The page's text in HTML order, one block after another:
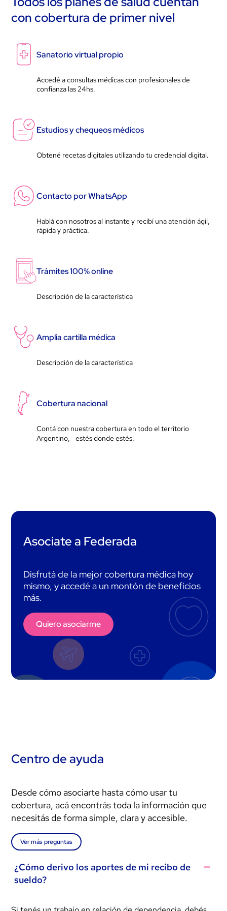
con cobertura de primer nivel
Sanatorio virtual propio
Accedé a consultas médicas con profesionales de
confianza las 24hs.
Estudios y chequeos médicos
Obtené recetas digitales utilizando tu credencial digital.
Contacto por WhatsApp
Hablá con nosotros al instante y recibí una atención ágil,
rápida y práctica.
Trámites 100% online
Descripción de la característica
Amplia cartilla médica
Descripción de la característica
Cobertura nacional
Contá con nuestra cobertura en todo el territorio
Argentino, estés donde estés.
Asociate a Federada
Disfrutá de la mejor cobertura médica hoy
mismo, y accedé a un montón de beneficios
más.
Quiero asociarme
Centro de ayuda
Desde cómo asociarte hasta cómo usar tu
cobertura, acá encontrás toda la información que
necesitás de forma simple, clara y accesible.
Ver más preguntas
¿Cómo derivo los aportes de mi recibo de
sueldo?